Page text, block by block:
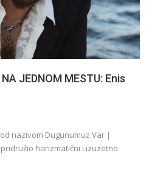
JEDNOM MESTU: Enis
nazivom Dugunumuz Var |
harizmatični i izuzetno